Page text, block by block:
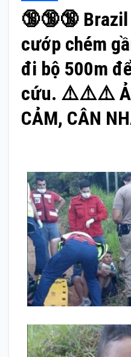
🔞🔞🔞 Brazil
cướp chém
đi bộ 500m
cứu. ⚠️⚠️⚠️
CẢM, CÂN